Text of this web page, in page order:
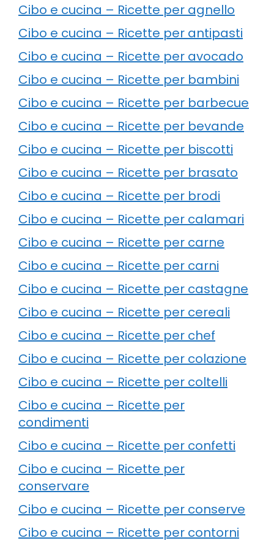
Cibo e cucina – Ricette per agnello
Cibo e cucina – Ricette per antipasti
Cibo e cucina – Ricette per avocado
Cibo e cucina – Ricette per bambini
Cibo e cucina – Ricette per barbecue
Cibo e cucina – Ricette per bevande
Cibo e cucina – Ricette per biscotti
Cibo e cucina – Ricette per brasato
Cibo e cucina – Ricette per brodi
Cibo e cucina – Ricette per calamari
Cibo e cucina – Ricette per carne
Cibo e cucina – Ricette per carni
Cibo e cucina – Ricette per castagne
Cibo e cucina – Ricette per cereali
Cibo e cucina – Ricette per chef
Cibo e cucina – Ricette per colazione
Cibo e cucina – Ricette per coltelli
Cibo e cucina – Ricette per
condimenti
Cibo e cucina – Ricette per confetti
Cibo e cucina – Ricette per
conservare
Cibo e cucina – Ricette per conserve
Cibo e cucina – Ricette per contorni